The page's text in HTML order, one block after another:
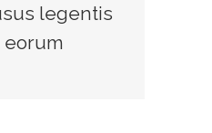
legentis
eorum